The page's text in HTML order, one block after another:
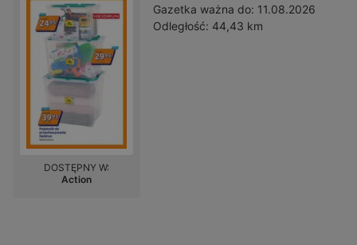
Gazetka ważna do: 11.08.2026
Odległość: 44,43 km
DOSTĘPNY W:
Action